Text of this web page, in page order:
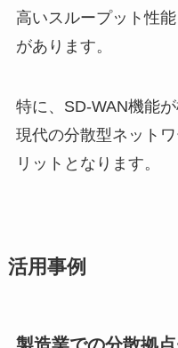
高いスループット性
があります。
特に、SD-WAN機能
現代の分散型ネット
リットとなります。
活用事例